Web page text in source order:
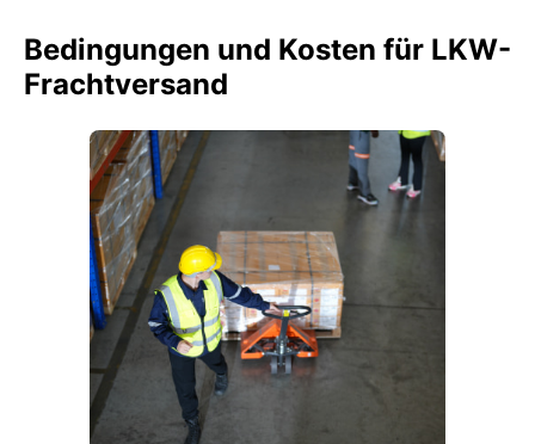
Bedingungen und Kosten für LKW-
Frachtversand